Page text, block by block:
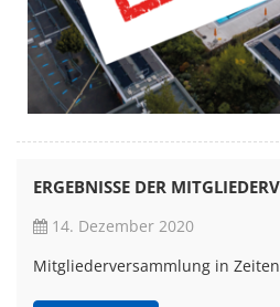
ERGEBNISSE DER
14. Dezember 2020
Mitgliederversammlung in